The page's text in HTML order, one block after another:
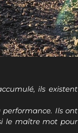
ils existent
performance. Ils ont
le maître mot pour